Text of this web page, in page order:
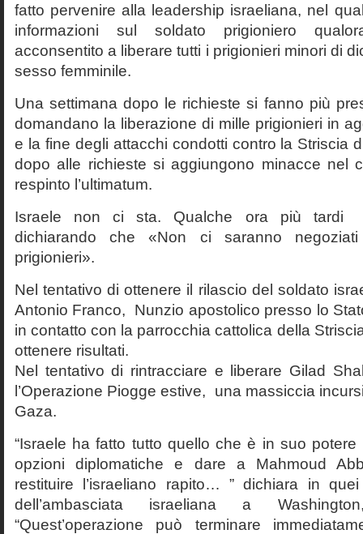
fatto pervenire alla leadership israeliana, nel
informazioni sul soldato prigioniero
acconsentito a liberare tutti i prigionieri minori di
sesso femminile.
Una settimana dopo le richieste si fanno più
domandano la liberazione di mille prigionieri in
e la fine degli attacchi condotti contro la Striscia
dopo alle richieste si aggiungono minacce nel
respinto l’ultimatum.
Israele non ci sta. Qualche ora più tardi
dichiarando che «Non ci saranno
prigionieri».
Nel tentativo di ottenere il rilascio del soldato
Antonio Franco, Nunzio apostolico presso lo
in contatto con la parrocchia cattolica della
ottenere risultati.
Nel tentativo di rintracciare e liberare Gilad
l’Operazione Piogge estive, una massiccia
Gaza.
“Israele ha fatto tutto quello che è in suo
opzioni diplomatiche e dare a Mahmoud
restituire l’israeliano rapito… ” dichiara in
dell’ambasciata israeliana a
“Quest’operazione può terminare